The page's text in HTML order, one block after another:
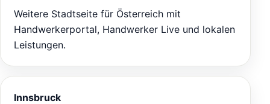
Weitere Stadtseite für Österreich mit
Handwerkerportal, Handwerker Live und lokalen
Leistungen.
Innsbruck